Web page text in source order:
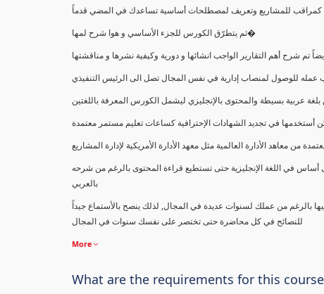
كمراقب للمشاريع وتعريف لمصطلحات أساسية تساعدك في المضي قدماً
ثم يتطرّق الكورس للجزء الأساسي و هوا شرح لمها�
تم شرح أهم التقارير الواجب انشائها و دورية وكيفية نشرها و مناقشتها
عمله للوصول لمنصاب إدارية في نفس المجال تصل الى الرئيس التنفيذي
عربية بسيطة والمحتوى بالإنجليزي ليشمل الكورس المعرفة باللغتين
في تجديد الشهادات الإحترافية كساعات تعليم مستمر معتمدة
الأدارة العالمية مثل معهد الأدارة الأمريكية لإدارة المشاريع
في اللغة الإنجليزية حتى تستطيع قراءة المحتوى بالرغم من شرحه
بالعربي
بالرغم من عملك لسنوات عديدة في المجال, لذلك ينصح بالأستماع جيداً
للنصائح في كل محاضرة حتى تختصر على نفسك سنوات في المجال
More
What are the requirements for this